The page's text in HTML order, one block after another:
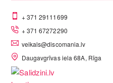
+ 371 29111699
+ 371 67272290
veikals@discomania.lv
Daugavgrīvas iela 68A, Rīga